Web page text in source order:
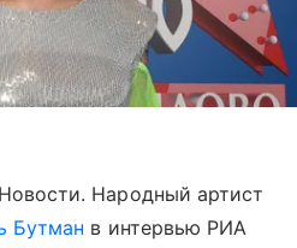
Народный артист
Бутман в интервью РИА